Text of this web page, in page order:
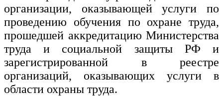
Сервис и туризм
Изобразительное и прикладные виды
искусств
Средства массовой информации и
информативно-библиотечное дело
организации, оказывающей услуги по
проведению обучения по охране труда,
прошедшей аккредитацию Министерства
труда и социальной защиты РФ и
зарегистрированной в реестре
организаций, оказывающих услуги в
области охраны труда.